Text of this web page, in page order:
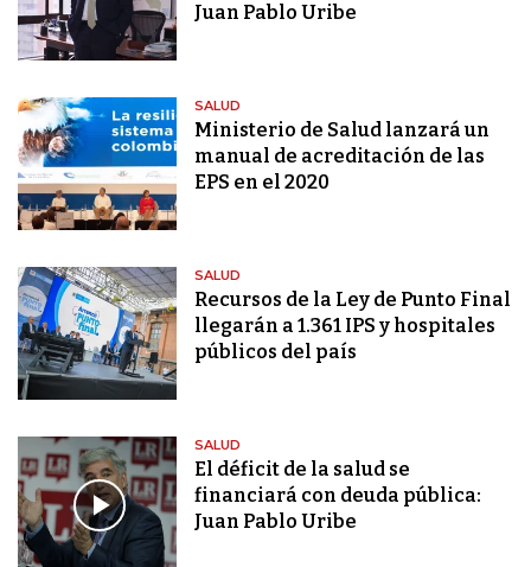
Juan Pablo Uribe
SALUD
Ministerio de Salud lanzará un
manual de acreditación de las
EPS en el 2020
SALUD
Recursos de la Ley de Punto Final
llegarán a 1.361 IPS y hospitales
públicos del país
SALUD
El déficit de la salud se
financiará con deuda pública:
Juan Pablo Uribe